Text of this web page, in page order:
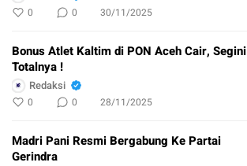
0 0 30/11/2025
Bonus Atlet Kaltim di PON Aceh Cair, Segini
Totalnya !
Redaksi
0 0 28/11/2025
Madri Pani Resmi Bergabung Ke Partai
Gerindra